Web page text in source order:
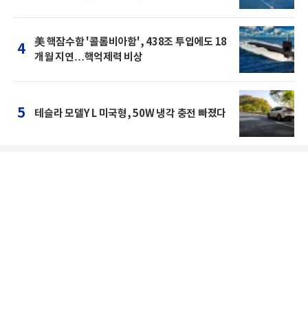
4
美 핵잠수함 '콜롬비아함', 438조 투입에도 18
개월 지연…핵억제력 비상
5 테슬라 모델Y L 미국형, 50W 냉각 충전 빠졌다